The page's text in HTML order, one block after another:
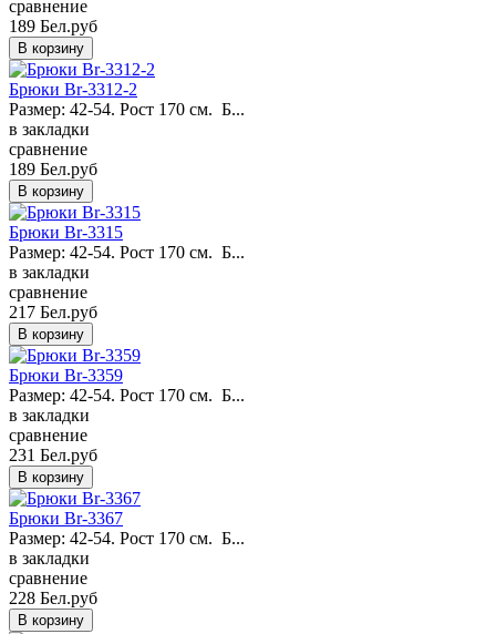
сравнение
189 Бел.руб
Брюки Br-3312-2
Размер: 42-54. Рост 170 см. Б...
в закладки
сравнение
189 Бел.руб
Брюки Br-3315
Размер: 42-54. Рост 170 см. Б...
в закладки
сравнение
217 Бел.руб
Брюки Br-3359
Размер: 42-54. Рост 170 см. Б...
в закладки
сравнение
231 Бел.руб
Брюки Br-3367
Размер: 42-54. Рост 170 см. Б...
в закладки
сравнение
228 Бел.руб